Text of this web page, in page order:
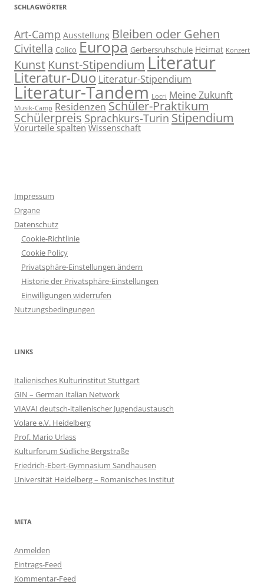
SCHLAGWÖRTER
Art-Camp Ausstellung Bleiben oder Gehen
Civitella Colico Europa Gerbersruhschule Heimat Konzert
Kunst Kunst-Stipendium Literatur
Literatur-Duo Literatur-Stipendium
Literatur-Tandem Locri Meine Zukunft
Musik-Camp Residenzen Schüler-Praktikum
Schülerpreis Sprachkurs-Turin Stipendium
Vorurteile spalten Wissenschaft
Impressum
Organe
Datenschutz
Cookie-Richtlinie
Cookie Policy
Privatsphäre-Einstellungen ändern
Historie der Privatsphäre-Einstellungen
Einwilligungen widerrufen
Nutzungsbedingungen
LINKS
Italienisches Kulturinstitut Stuttgart
GIN – German Italian Network
VIAVAI deutsch-italienischer Jugendaustausch
Volare e.V. Heidelberg
Prof. Mario Urlass
Kulturforum Südliche Bergstraße
Friedrich-Ebert-Gymnasium Sandhausen
Universität Heidelberg – Romanisches Institut
META
Anmelden
Eintrags-Feed
Kommentar-Feed